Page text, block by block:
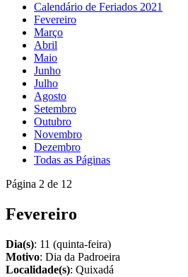
Calendário de Feriados 2021
Fevereiro
Março
Abril
Maio
Junho
Julho
Agosto
Setembro
Outubro
Novembro
Dezembro
Todas as Páginas
Página 2 de 12
Fevereiro
Dia(s): 11 (quinta-feira)
Motivo: Dia da Padroeira
Localidade(s): Quixadá